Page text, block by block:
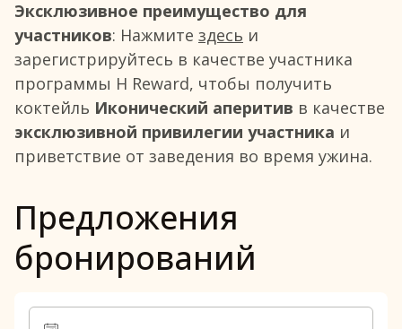
Эксклюзивное преимущество для
участников: Нажмите здесь и
зарегистрируйтесь в качестве участника
программы H Reward, чтобы получить
коктейль Иконический аперитив в качестве
эксклюзивной привилегии участника и
приветствие от заведения во время ужина.
Предложения
бронирований